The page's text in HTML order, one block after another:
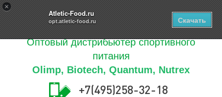
×
Atletic-Food.ru
opt.atletic-food.ru Скачать
0ТОВАРОВ
Купить
Оптовый дистрибьютер спортивного
питания
Olimp, Biotech, Quantum, Nutrex
+7(495)258-32-18